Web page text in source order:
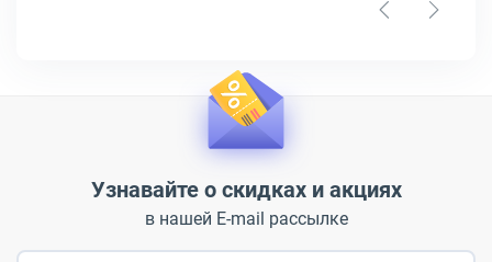
Узнавайте о скидках и акциях
в нашей E-mail рассылке